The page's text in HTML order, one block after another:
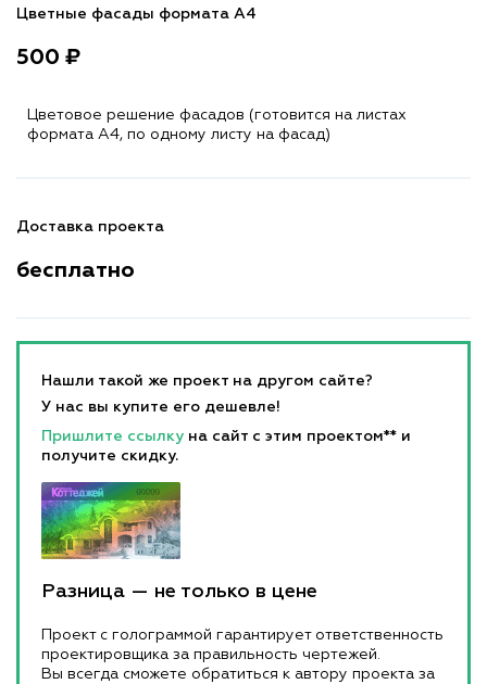
Цветные фасады формата А4
500 ₽
Цветовое решение фасадов (готовится на листах
формата A4, по одному листу на фасад)
Доставка проекта
бесплатно
Нашли такой же проект на другом сайте?
У нас вы купите его дешевле!
Пришлите ссылку на сайт с этим проектом** и
получите скидку.
Разница — не только в цене
Проект с голограммой гарантирует ответственность
проектировщика за правильность чертежей.
Вы всегда сможете обратиться к автору проекта за